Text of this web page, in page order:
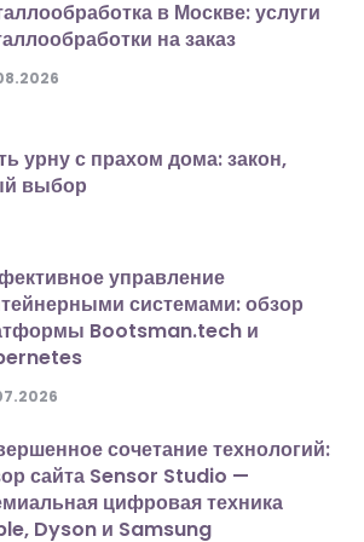
в Москве: услуги
на заказ
урну с прахом дома: закон,
выбор
управление
системами: обзор
Bootsman.tech и
сочетание технологий:
сайта Sensor Studio —
цифровая техника
Dyson и Samsung